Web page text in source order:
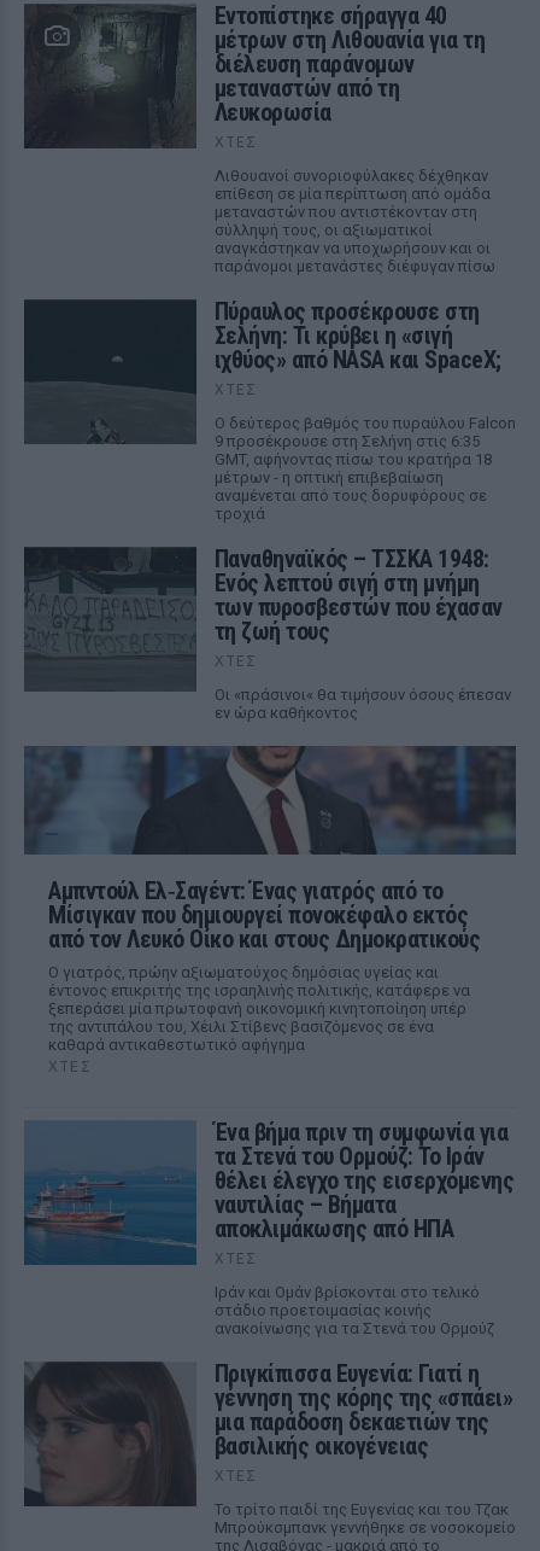
Εντοπίστηκε σήραγγα 40
μέτρων στη Λιθουανία για τη
διέλευση παράνομων
μεταναστών από τη
Λευκορωσία
ΧΤΕΣ
Λιθουανοί συνοριοφύλακες δέχθηκαν
επίθεση σε μία περίπτωση από ομάδα
μεταναστών που αντιστέκονταν στη
σύλληψή τους, οι αξιωματικοί
αναγκάστηκαν να υποχωρήσουν και οι
παράνομοι μετανάστες διέφυγαν πίσω
Πύραυλος προσέκρουσε στη
Σελήνη: Τι κρύβει η «σιγή
ιχθύος» από NASA και SpaceX;
ΧΤΕΣ
Ο δεύτερος βαθμός του πυραύλου Falcon
9 προσέκρουσε στη Σελήνη στις 6:35
GMT, αφήνοντας πίσω του κρατήρα 18
μέτρων - η οπτική επιβεβαίωση
αναμένεται από τους δορυφόρους σε
τροχιά
Παναθηναϊκός – ΤΣΣΚΑ 1948:
Ενός λεπτού σιγή στη μνήμη
των πυροσβεστών που έχασαν
τη ζωή τους
ΧΤΕΣ
Οι «πράσινοι« θα τιμήσουν όσους έπεσαν
εν ώρα καθήκοντος
Αμπντούλ Ελ‑Σαγέντ: Ένας γιατρός από το
Μίσιγκαν που δημιουργεί πονοκέφαλο εκτός
από τον Λευκό Οίκο και στους Δημοκρατικούς
Ο γιατρός, πρώην αξιωματούχος δημόσιας υγείας και
έντονος επικριτής της ισραηλινής πολιτικής, κατάφερε να
ξεπεράσει μία πρωτοφανή οικονομική κινητοποίηση υπέρ
της αντιπάλου του, Χέιλι Στίβενς βασιζόμενος σε ένα
καθαρά αντικαθεστωτικό αφήγημα
ΧΤΕΣ
Ένα βήμα πριν τη συμφωνία για
τα Στενά του Ορμούζ: Το Ιράν
θέλει έλεγχο της εισερχόμενης
ναυτιλίας – Βήματα
αποκλιμάκωσης από ΗΠΑ
ΧΤΕΣ
Ιράν και Ομάν βρίσκονται στο τελικό
στάδιο προετοιμασίας κοινής
ανακοίνωσης για τα Στενά του Ορμούζ
Πριγκίπισσα Ευγενία: Γιατί η
γέννηση της κόρης της «σπάει»
μια παράδοση δεκαετιών της
βασιλικής οικογένειας
ΧΤΕΣ
Το τρίτο παιδί της Ευγενίας και του Τζακ
Μπρούκσμπανκ γεννήθηκε σε νοσοκομείο
της Λισαβόνας - μακριά από το